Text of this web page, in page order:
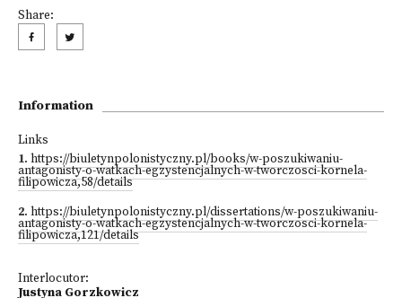
Share:
Information
Links
1. https://biuletynpolonistyczny.pl/books/w-poszukiwaniu-
antagonisty-o-watkach-egzystencjalnych-w-tworczosci-kornela-
filipowicza,58/details
2. https://biuletynpolonistyczny.pl/dissertations/w-poszukiwaniu-
antagonisty-o-watkach-egzystencjalnych-w-tworczosci-kornela-
filipowicza,121/details
Interlocutor:
Justyna Gorzkowicz